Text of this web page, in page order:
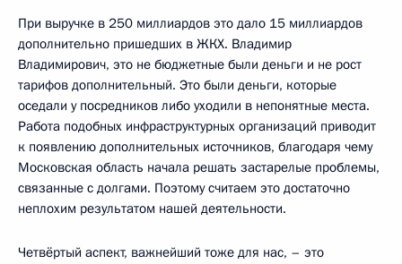
При выручке в 250 миллиардов это дало 15 миллиардов
дополнительно пришедших в ЖКХ. Владимир
Владимирович, это не бюджетные были деньги и не рост
тарифов дополнительный. Это были деньги, которые
оседали у посредников либо уходили в непонятные места.
Работа подобных инфраструктурных организаций приводит
к появлению дополнительных источников, благодаря чему
Московская область начала решать застарелые проблемы,
связанные с долгами. Поэтому считаем это достаточно
неплохим результатом нашей деятельности.
Четвёртый аспект, важнейший тоже для нас, – это